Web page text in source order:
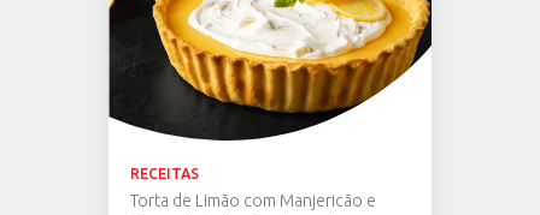
RECEITAS
Torta de Limão com Manjericão e